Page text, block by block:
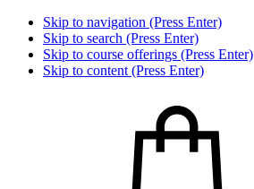
Skip to navigation (Press Enter)
Skip to search (Press Enter)
Skip to course offerings (Press Enter)
Skip to content (Press Enter)